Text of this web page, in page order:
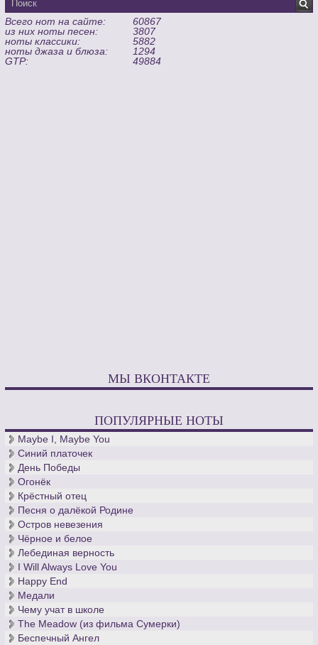
Всего нот на сайте:
60867
из них ноты песен:
3807
ноты классики:
5882
ноты джаза и блюза:
1294
GTP:
49884
МЫ ВКОНТАКТЕ
ПОПУЛЯРНЫЕ НОТЫ
Maybe I, Maybe You
Синий платочек
День Победы
Огонёк
Крёстный отец
Песня о далёкой Родине
Остров невезения
Чёрное и белое
Лебединая верность
I Will Always Love You
Happy End
Медали
Чему учат в школе
The Meadow (из фильма Сумерки)
Беспечный Ангел